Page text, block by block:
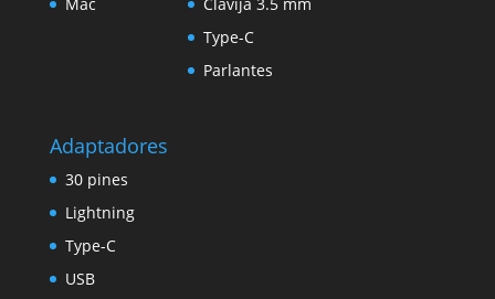
Type-C
Parlantes
Adaptadores
30 pines
Lightning
Type-C
USB